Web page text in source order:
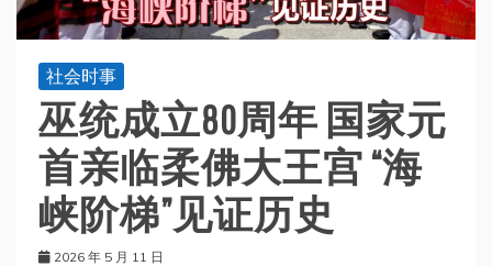
社会时事
巫统成立80周年 国家元
首亲临柔佛大王宫 “海
峡阶梯”见证历史
2026 年 5 月 11 日